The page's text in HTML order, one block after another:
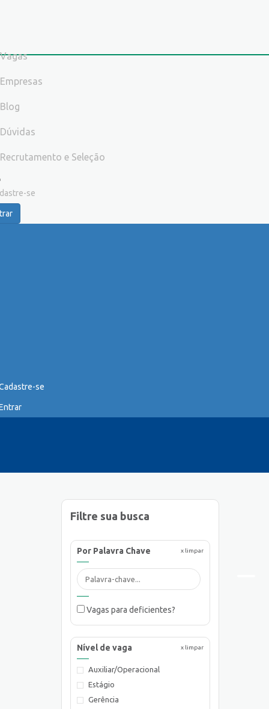
Vagas
Empresas
Blog
Dúvidas
Recrutamento e Seleção
se
se
Filtre sua busca
x limpar
Por Palavra Chave
Vagas para deficientes?
x limpar
Nível de vaga
Auxiliar/Operacional
Estágio
Gerência